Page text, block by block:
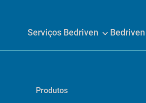
Serviços Bedriven
Produtos